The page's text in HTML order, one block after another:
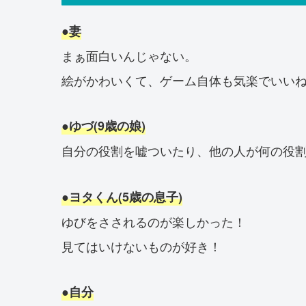
●妻
まぁ面白いんじゃない。
絵がかわいくて、ゲーム自体も気楽でいい
●ゆづ(9歳の娘)
自分の役割を嘘ついたり、他の人が何の役
●ヨタくん(5歳の息子)
ゆびをさされるのが楽しかった！
見てはいけないものが好き！
●自分